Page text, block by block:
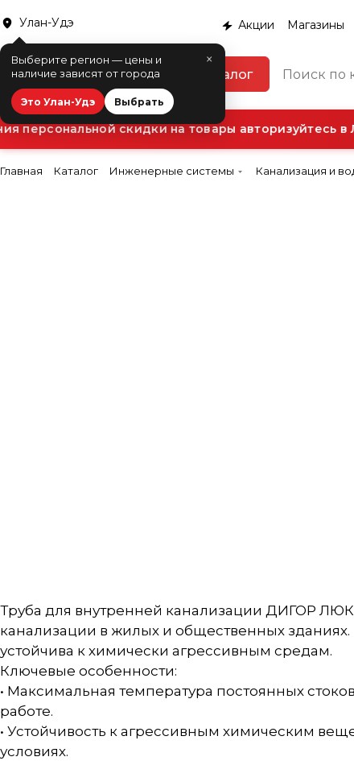
Улан-Удэ
×
Выберите регион — цены и
наличие зависят от города
Это Улан-Удэ Выбрать
Акции Магазины
Каталог
персональной скидки на товары авторизуйтесь в
Главная Каталог Инженерные системы Канализация и
Труба для внутренней канализации ДИГОР
канализации в жилых и общественных
устойчива к химически агрессивным средам.
Ключевые особенности:
• Максимальная температура постоянных
работе.
• Устойчивость к агрессивным химическим
условиях.